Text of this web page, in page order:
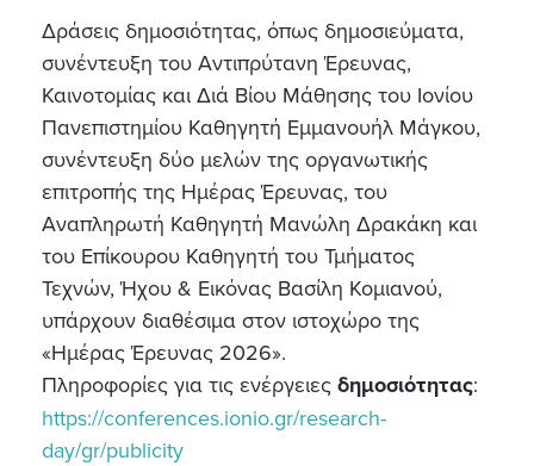
Δράσεις δημοσιότητας, όπως δημοσιεύματα,
συνέντευξη του Αντιπρύτανη Έρευνας,
Καινοτομίας και Διά Βίου Μάθησης του Ιονίου
Πανεπιστημίου Καθηγητή Εμμανουήλ Μάγκου,
συνέντευξη δύο μελών της οργανωτικής
επιτροπής της Ημέρας Έρευνας, του
Αναπληρωτή Καθηγητή Μανώλη Δρακάκη και
του Επίκουρου Καθηγητή του Τμήματος
Τεχνών, Ήχου & Εικόνας Βασίλη Κομιανού,
υπάρχουν διαθέσιμα στον ιστοχώρο της
«Ημέρας Έρευνας 2026».
Πληροφορίες για τις ενέργειες δημοσιότητας:
https://conferences.ionio.gr/research-
day/gr/publicity